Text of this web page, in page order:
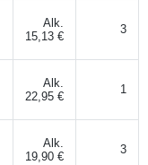
Alk.
15,13 €
3
Alk.
22,95 €
1
Alk.
19,90 €
3